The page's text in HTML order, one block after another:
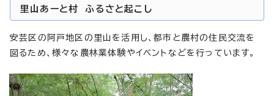
里山あーと村 ふるさと起こし
安芸区の阿戸地区の里山を活用し、都市と農村の住民交流を
図るため、様々な農林業体験やイベントなどを行っています。